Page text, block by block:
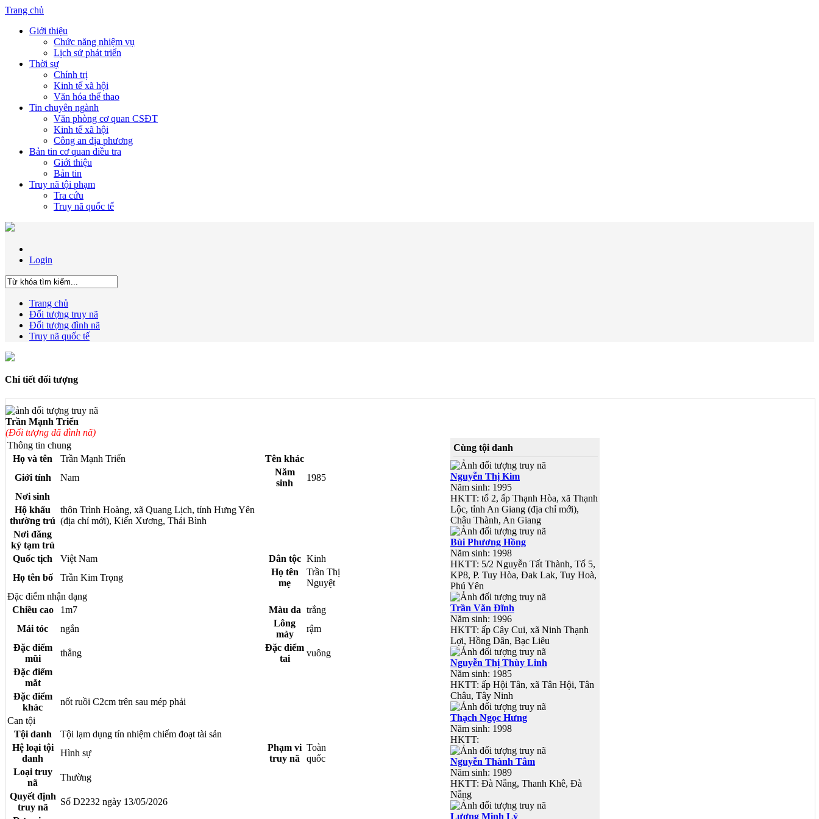
Trang chủ
Giới thiệu
Chức năng nhiệm vụ
Lịch sử phát triển
Thời sự
Chính trị
Kinh tế xã hội
Văn hóa thể thao
Tin chuyên ngành
Văn phòng cơ quan CSĐT
Kinh tế xã hội
Công an địa phương
Bản tin cơ quan điều tra
Giới thiệu
Bản tin
Truy nã tội phạm
Tra cứu
Truy nã quốc tế
Login
Trang chủ
Đối tượng truy nã
Đối tượng đình nã
Truy nã quốc tế
Chi tiết đối tượng
Trần Mạnh Triển
(Đối tượng đã đình nã)
Thông tin chung
Họ và tên
Trần Mạnh Triển
Tên khác
Giới tính
Nam
Năm
sinh
1985
Nơi sinh
Hộ khẩu
thường trú
thôn Trình Hoàng, xã Quang Lịch, tỉnh Hưng Yên
(địa chỉ mới), Kiến Xương, Thái Bình
Nơi đăng
ký tạm trú
Quốc tịch
Việt Nam Dân tộc Kinh
Họ tên bố
Trần Kim Trọng
Họ tên
mẹ
Trần Thị
Nguyệt
Đặc điểm nhận dạng
Chiều cao
1m7 Màu da trắng
Mái tóc
ngắn
Lông
mày
rậm
Đặc điểm
mũi
thẳng
Đặc điểm
tai
vuông
Đặc điểm
mắt
Đặc điểm
khác
nốt ruồi C2cm trên sau mép phải
Can tội
Tội danh
Tội lạm dụng tín nhiệm chiếm đoạt tài sản
Hệ loại tội
danh
Hình sự
Phạm vi
truy nã
Toàn
quốc
Loại truy
nã
Thường
Quyết định
truy nã
Số D2232 ngày 13/05/2026
Cùng tội danh
Nguyễn Thị Kim
Năm sinh: 1995
HKTT: tổ 2, ấp Thạnh Hòa, xã Thạnh
Lộc, tỉnh An Giang (địa chỉ mới),
Châu Thành, An Giang
Bùi Phương Hồng
Năm sinh: 1998
HKTT: 5/2 Nguyễn Tất Thành, Tổ 5,
KP8, P. Tuy Hòa, Đak Lak, Tuy Hoà,
Phú Yên
Trần Văn Đĩnh
Năm sinh: 1996
HKTT: ấp Cây Cui, xã Ninh Thạnh
Lợi, Hồng Dân, Bạc Liêu
Nguyễn Thị Thùy Linh
Năm sinh: 1985
HKTT: ấp Hội Tân, xã Tân Hội, Tân
Châu, Tây Ninh
Thạch Ngọc Hưng
Năm sinh: 1998
HKTT:
Nguyễn Thành Tâm
Năm sinh: 1989
HKTT: Đà Nẵng, Thanh Khê, Đà
Nẵng
Lương Minh Lý